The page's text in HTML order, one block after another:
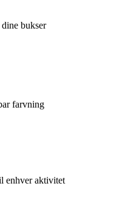
bukser
farvning
enhver aktivitet